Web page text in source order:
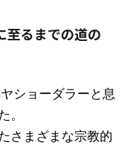
至るまでの道の
ショーダラーと息
。
さまざまな宗教的